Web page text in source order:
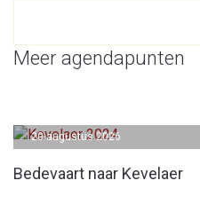
Meer agendapunten
Bedevaart naar Kevelaer
20 augustus 2026